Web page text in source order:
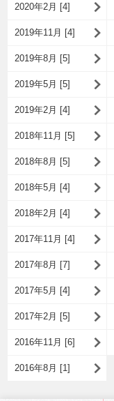
2020年2月 [4]
2019年11月 [4]
2019年8月 [5]
2019年5月 [5]
2019年2月 [4]
2018年11月 [5]
2018年8月 [5]
2018年5月 [4]
2018年2月 [4]
2017年11月 [4]
2017年8月 [7]
2017年5月 [4]
2017年2月 [5]
2016年11月 [6]
2016年8月 [1]